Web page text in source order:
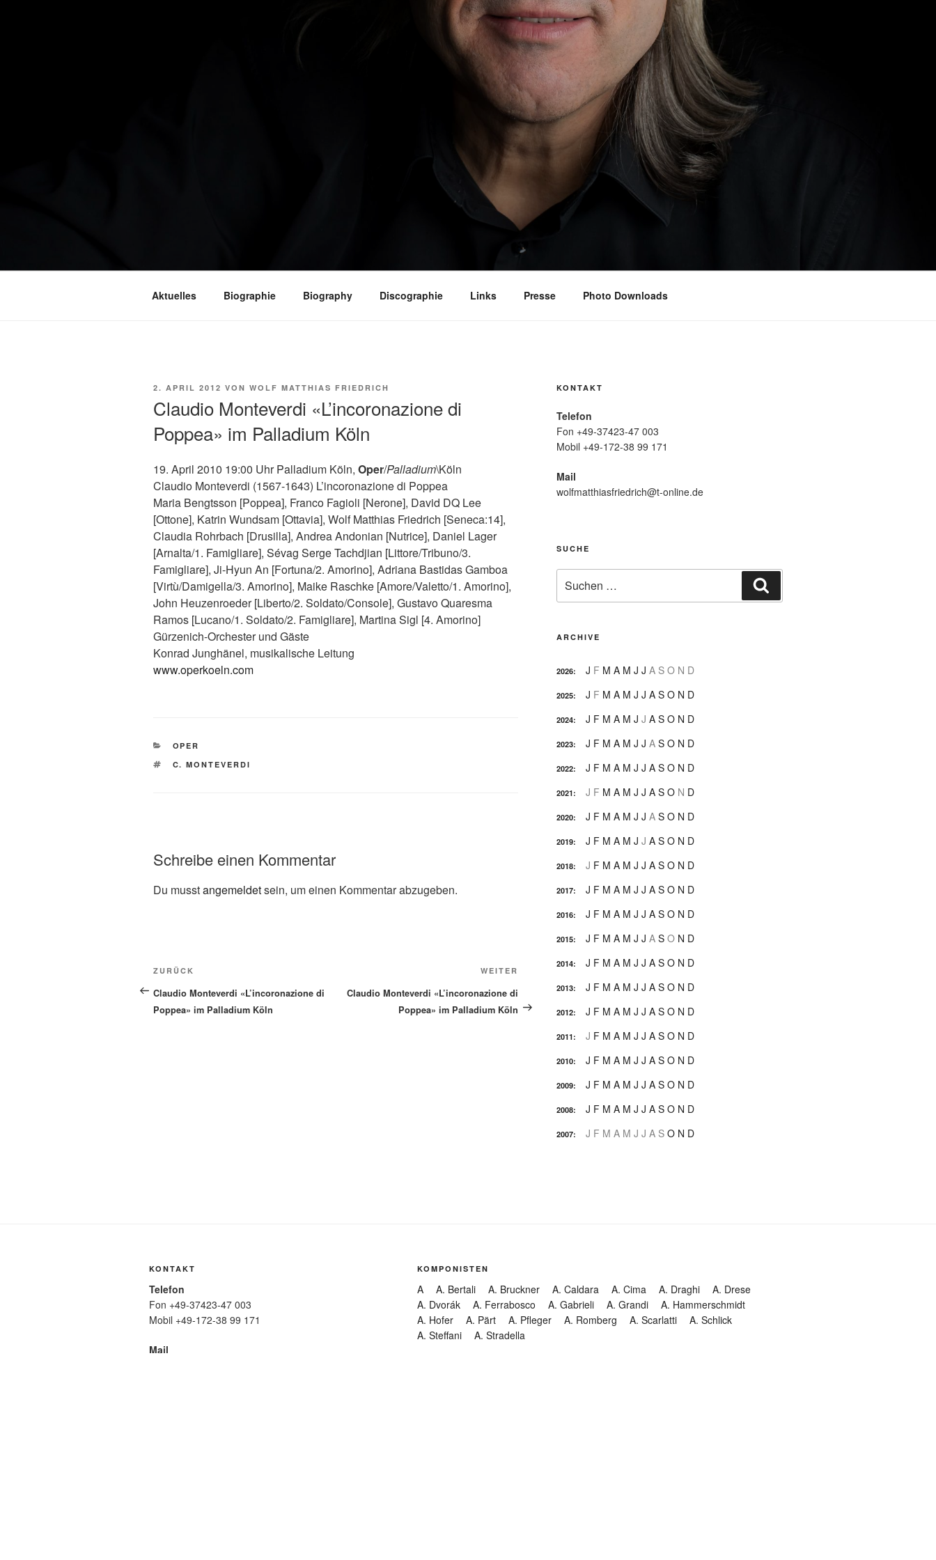
Aktuelles Biographie Biography Discographie Links Presse Photo Downloads
VERÖFFENTLICHT
2. APRIL 2012 VON WOLF MATTHIAS FRIEDRICH
Claudio Monteverdi «L’incoronazione di
Poppea» im Palladium Köln
19. April 2010 19:00 Uhr Palladium Köln, Oper/Palladium\Köln
Claudio Monteverdi (1567-1643) L’incoronazione di Poppea
Maria Bengtsson [Poppea], Franco Fagioli [Nerone], David DQ Lee
[Ottone], Katrin Wundsam [Ottavia], Wolf Matthias Friedrich [Seneca:14],
Claudia Rohrbach [Drusilla], Andrea Andonian [Nutrice], Daniel Lager
[Arnalta/1. Famigliare], Sévag Serge Tachdjian [Littore/Tribuno/3.
Famigliare], Ji-Hyun An [Fortuna/2. Amorino], Adriana Bastidas Gamboa
[Virtù/Damigella/3. Amorino], Maike Raschke [Amore/Valetto/1. Amorino],
John Heuzenroeder [Liberto/2. Soldato/Console], Gustavo Quaresma
Ramos [Lucano/1. Soldato/2. Famigliare], Martina Sigl [4. Amorino]
Gürzenich-Orchester und Gäste
Konrad Junghänel, musikalische Leitung
www.operkoeln.com
KATEGORIEN
OPER
SCHLAGWÖRTER
C. MONTEVERDI
Schreibe einen Kommentar
Du musstangemeldetsein, um einen Kommentar abzugeben.
Beitragsnavigation
Vorheriger
Beitrag
ZURÜCK
Claudio Monteverdi «L’incoronazione di
Poppea» im Palladium Köln
WEITER
Claudio Monteverdi «L’incoronazione di
Poppea» im Palladium Köln
KONTAKT
Telefon
Fon +49-37423-47 003
Mobil +49-172-38 99 171
Mail
wolfmatthiasfriedrich@t-online.de
SUCHE
nach:
ARCHIVE
2026: J F M A M J J A S O N D
2025: J F M A M J J A S O N D
2024: J F M A M J J A S O N D
2023: J F M A M J J A S O N D
2022: J F M A M J J A S O N D
2021: J F M A M J J A S O N D
2020: J F M A M J J A S O N D
2019: J F M A M J J A S O N D
2018: J F M A M J J A S O N D
2017: J F M A M J J A S O N D
2016: J F M A M J J A S O N D
2015: J F M A M J J A S O N D
2014: J F M A M J J A S O N D
2013: J F M A M J J A S O N D
2012: J F M A M J J A S O N D
2011: J F M A M J J A S O N D
2010: J F M A M J J A S O N D
2009: J F M A M J J A S O N D
2008: J F M A M J J A S O N D
2007: J F M A M J J A S O N D
KONTAKT
Telefon
Fon +49-37423-47 003
Mobil +49-172-38 99 171
Mail
KOMPONISTEN
A A. Bertali A. Bruckner A. Caldara A. Cima A. Draghi
A. Drese
A. Dvorák
A. Ferrabosco A. Gabrieli A. Grandi
A. Hammerschmidt
A. Hofer
A. Pärt A. Pfleger A. Romberg A. Scarlatti
A. Schlick
A. Steffani
A. Stradella